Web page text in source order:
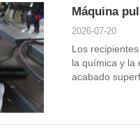
Máquina
2026-07-20
Los
la química y la
acabado